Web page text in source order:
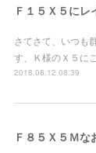
Ｆ１５Ｘ５にレ
さてさて、いつも
す、Ｋ様のＸ５に
2018.08.12 08:39
Ｆ８５Ｘ５Ｍな